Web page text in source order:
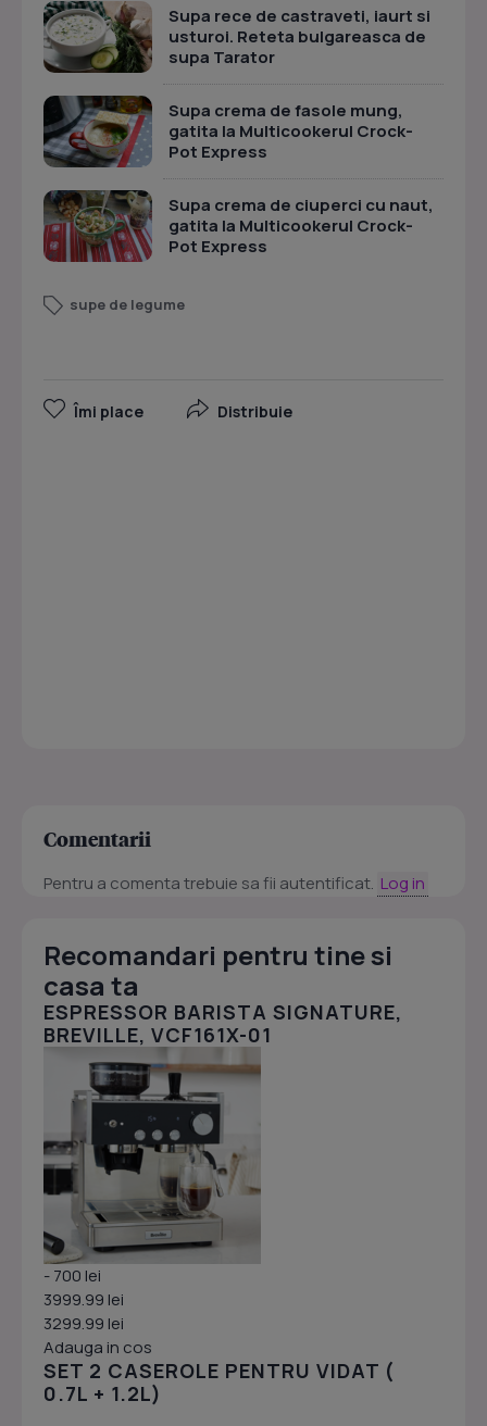
Supa rece de castraveti, iaurt si
usturoi. Reteta bulgareasca de
supa Tarator
Supa crema de fasole mung,
gatita la Multicookerul Crock-
Pot Express
Supa crema de ciuperci cu naut,
gatita la Multicookerul Crock-
Pot Express
supe de legume
Îmi place Distribuie
Comentarii
Pentru a comenta trebuie sa fii autentificat. Log in
Recomandari pentru tine si
casa ta
ESPRESSOR BARISTA SIGNATURE,
BREVILLE, VCF161X-01
- 700 lei
3999.99 lei
3299.99 lei
Adauga in cos
SET 2 CASEROLE PENTRU VIDAT (
0.7L + 1.2L)